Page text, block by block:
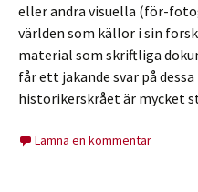
eller andra visuella (för-
världen som källor i sin
material som skriftliga
får ett jakande svar på
historikerskrået är mycket
Lämna en kommentar